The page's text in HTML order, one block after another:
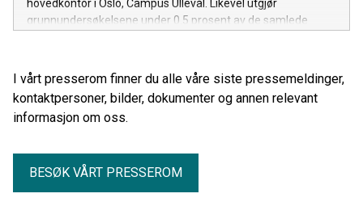
hovedkontor i Oslo, Campus Ullevål. Likevel utgjør
grunnundersøkelsene under 0.5 prosent av de samlede
grunnforhold med kvikkleire.
I vårt presserom finner du alle våre siste pressemeldinger,
kontaktpersoner, bilder, dokumenter og annen relevant
informasjon om oss.
BESØK VÅRT PRESSEROM